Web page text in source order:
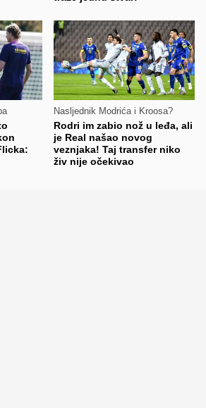
Nasljednik Modrića i Kroosa?
Rodri im zabio nož u leđa, ali
je Real našao novog
veznjaka! Taj transfer niko
živ nije očekivao